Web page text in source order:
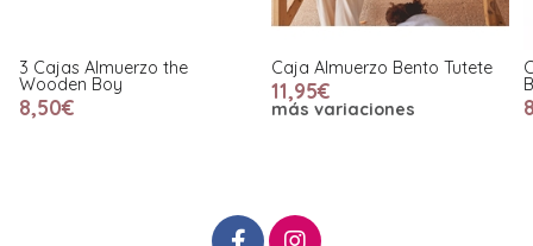
3 Cajas Almuerzo the
Wooden Boy
8,50€
Caja Almuerzo Bento Tutete
11,95€
más variaciones